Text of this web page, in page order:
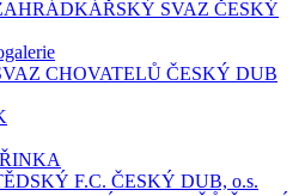
SVAZ ČESKÝ
CHOVATELŮ ČESKÝ DUB
F.C. ČESKÝ DUB, o.s.